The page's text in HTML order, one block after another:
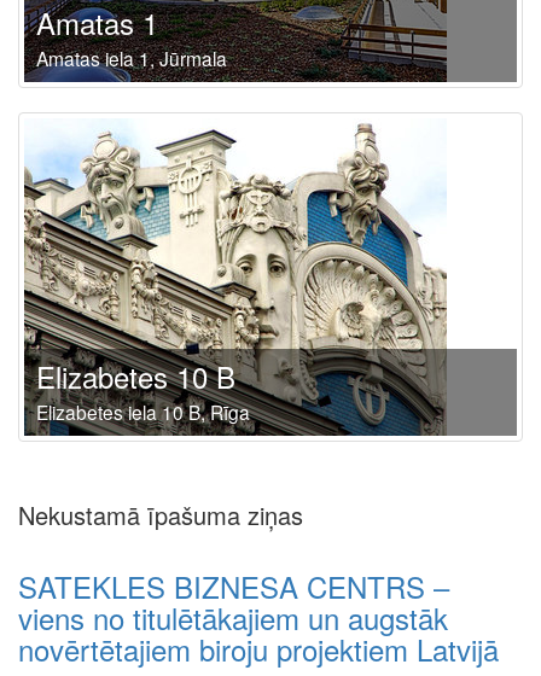
Amatas 1
Amatas iela 1, Jūrmala
Elizabetes 10 B
Elizabetes iela 10 B, Rīga
Nekustamā īpašuma ziņas
SATEKLES BIZNESA CENTRS –
viens no titulētākajiem un augstāk
novērtētajiem biroju projektiem Latvijā